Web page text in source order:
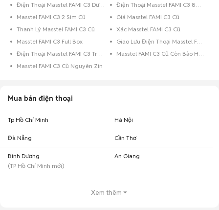
Điện Thoại Masstel FAMI C3 Dưới 8GB Xanh Dương
Điện Thoại Masstel FAMI C3 8GB Đen
Masstel FAMI C3 2 Sim Cũ
Giá Masstel FAMI C3 Cũ
Thanh Lý Masstel FAMI C3 Cũ
Xác Masstel FAMI C3 Cũ
Masstel FAMI C3 Full Box
Giao Lưu Điện Thoại Masstel FAMI C3
Điện Thoại Masstel FAMI C3 Trả Góp
Masstel FAMI C3 Cũ Còn Bảo Hành
Masstel FAMI C3 Cũ Nguyên Zin
Mua bán điện thoại
Tp Hồ Chí Minh Hà Nội
Đà Nẵng Cần Thơ
Bình Dương
(TP Hồ Chí Minh mới)
An Giang
Xem thêm